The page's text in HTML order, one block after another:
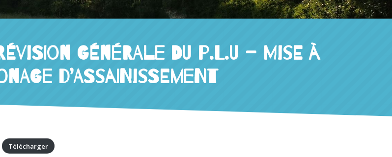
GÉNÉRALE DU P.L.U – Mise à
d’assainissement
Télécharger